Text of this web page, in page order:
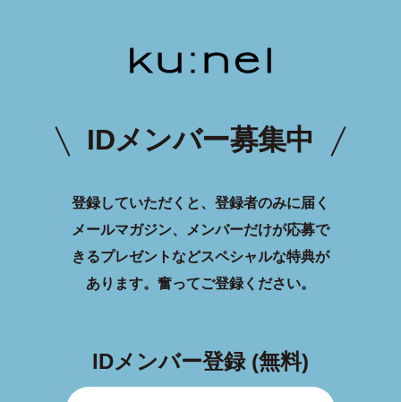
IDメンバー募集中
登録していただくと、登録者のみに届く
メールマガジン、メンバーだけが応募で
きるプレゼントなどスペシャルな特典が
あります。 奮ってご登録ください。
IDメンバー登録 (無料)